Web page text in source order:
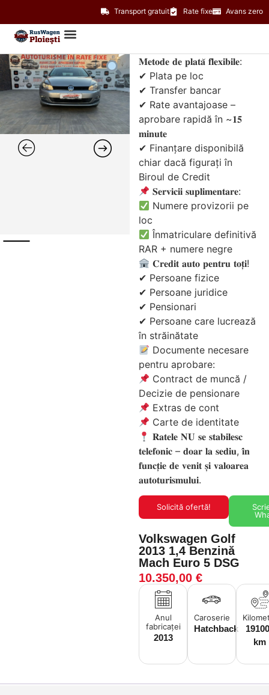
Transport gratuit Rate fixe Avans zero
Volkswagen Golf
2013 1,4 Benzină
Mach Euro 5 DSG
10.350,00€
𝐌𝐞𝐭𝐨𝐝𝐞 𝐝𝐞 𝐩𝐥𝐚𝐭𝐚̆ 𝐟𝐥𝐞𝐱𝐢𝐛𝐢𝐥𝐞:
✔ Plata pe loc
✔ Transfer bancar
✔ Rate avantajoase –
aprobare rapidă în ~𝟏𝟓
𝐦𝐢𝐧𝐮𝐭𝐞
✔ Finanțare disponibilă
chiar dacă figurați în
Biroul de Credit
𝐒𝐞𝐫𝐯𝐢𝐜𝐢𝐢 𝐬𝐮𝐩𝐥𝐢𝐦𝐞𝐧𝐭𝐚𝐫𝐞:
Numere provizorii pe
loc
Înmatriculare definitivă
RAR + numere negre
𝐂𝐫𝐞𝐝𝐢𝐭 𝐚𝐮𝐭𝐨 𝐩𝐞𝐧𝐭𝐫𝐮 𝐭𝐨𝐭̦𝐢!
✔ Persoane fizice
✔ Persoane juridice
✔ Pensionari
✔ Persoane care lucrează
în străinătate
Documente necesare
pentru aprobare:
Contract de muncă /
Decizie de pensionare
Extras de cont
Carte de identitate
𝐑𝐚𝐭𝐞𝐥𝐞 𝐍𝐔 𝐬𝐞 𝐬𝐭𝐚𝐛𝐢𝐥𝐞𝐬𝐜
𝐭𝐞𝐥𝐞𝐟𝐨𝐧𝐢𝐜 – 𝐝𝐨𝐚𝐫 𝐥𝐚 𝐬𝐞𝐝𝐢𝐮, 𝐢̂𝐧
𝐟𝐮𝐧𝐜𝐭̦𝐢𝐞 𝐝𝐞 𝐯𝐞𝐧𝐢𝐭 𝐬̦𝐢 𝐯𝐚𝐥𝐨𝐚𝐫𝐞𝐚
𝐚𝐮𝐭𝐨𝐭𝐮𝐫𝐢𝐬𝐦𝐮𝐥𝐮𝐢.
Solicită ofertă!
Anul
fabricaței
2013
Caroserie
Hatchback
km